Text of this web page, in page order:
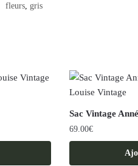
fleurs gris
Sac Vintage
69.00€